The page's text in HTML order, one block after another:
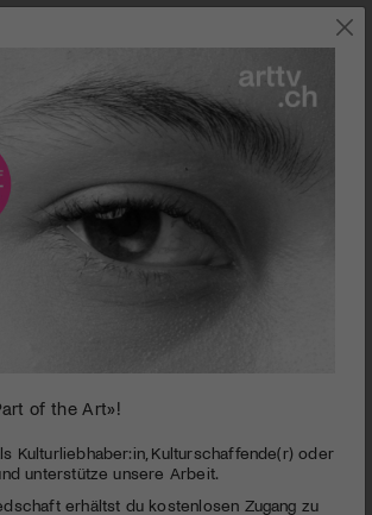
I Beste Deutsche Stimme
JULI 2012
und einer mitreissenden Melange aus
of the Art»!
Kulturliebhaber:in, Kulturschaffende(r) oder
unterstütze unsere Arbeit.
erhältst du kostenlosen Zugang zu